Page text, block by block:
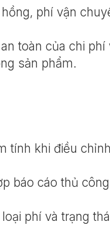
phí vận
toàn của chi phí
sản phẩm.
tính khi điều
báo cáo thủ
phí và trạng